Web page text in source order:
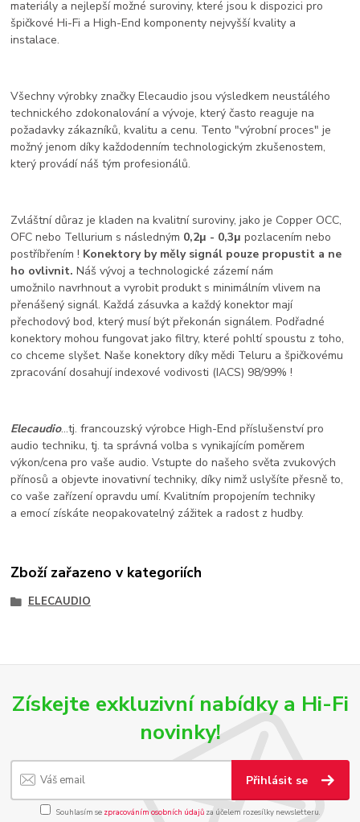
materiály a nejlepší možné suroviny, které jsou k dispozici pro
špičkové Hi-Fi a High-End komponenty nejvyšší kvality a
instalace.
Všechny výrobky značky Elecaudio jsou výsledkem neustálého
technického zdokonalování a vývoje, který často reaguje na
požadavky zákazníků, kvalitu a cenu. Tento "výrobní proces" je
možný jenom díky každodenním technologickým zkušenostem,
který provádí náš tým profesionálů.
Zvláštní důraz je kladen na kvalitní suroviny, jako je Copper OCC,
OFC nebo Tellurium s následným 0,2μ - 0,3μpozlacením nebo
postříbřením ! Konektory by měly signál pouze propustit a ne
ho ovlivnit.Náš vývoj a technologické zázemí nám
umožnilo navrhnout a vyrobit produkt s minimálním vlivem na
přenášený signál. Každá zásuvka a každý konektor mají
přechodový bod, který musí být překonán signálem. Podřadné
konektory mohou fungovat jako filtry, které pohltí spoustu z toho,
co chceme slyšet. Naše konektory díky mědi Teluru a špičkovému
zpracování dosahují indexové vodivosti (IACS) 98/99% !
Elecaudio...tj. francouzský výrobce High-End příslušenství pro
audio techniku, tj. ta správná volba s vynikajícím poměrem
výkon/cena pro vaše audio. Vstupte do našeho světa zvukových
přínosů a objevte inovativní techniky, díky nimž uslyšíte přesně to,
co vaše zařízení opravdu umí. Kvalitním propojením techniky
a emocí získáte neopakovatelný zážitek a radost z hudby.
Zboží zařazeno v kategoriích
ELECAUDIO
Získejte exkluzivní nabídky a Hi-Fi
novinky!
Přihlásit se
Souhlasím se zpracováním osobních údajůza účelem rozesílky newsletteru.